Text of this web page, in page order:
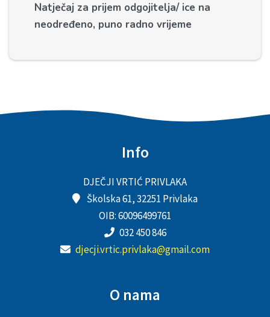
Natječaj za prijem odgojitelja/ ice na
neodređeno, puno radno vrijeme
Info
DJEČJI VRTIĆ PRIVLAKA
Školska 61, 32251 Privlaka
OIB: 60096499761
032 450 846
djecji.vrtic.privlaka@gmail.com
O nama